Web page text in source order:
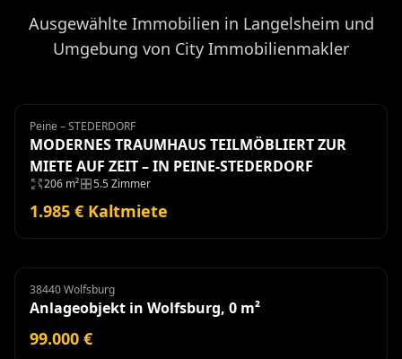
Ausgewählte Immobilien in Langelsheim und
Umgebung von City Immobilienmakler
Haus Miete
Peine – STEDERDORF
MODERNES TRAUMHAUS TEILMÖBLIERT ZUR
MIETE AUF ZEIT – IN PEINE-STEDERDORF
206 m² 5.5 Zimmer
1.985 € Kaltmiete
Anlageobjekt
38440 Wolfsburg
Anlageobjekt in Wolfsburg, 0 m²
99.000 €